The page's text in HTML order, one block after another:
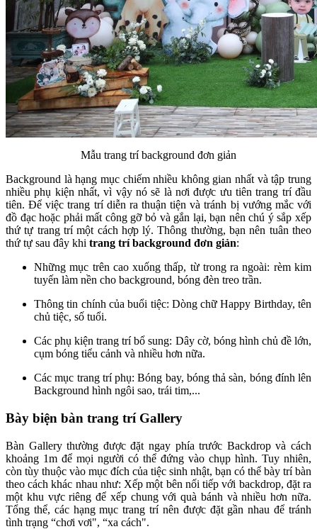
Mẫu trang trí background đơn giản
Background là hạng mục chiếm nhiều không gian nhất và tập trung
nhiều phụ kiện nhất, vì vậy nó sẽ là nơi được ưu tiên trang trí đầu
tiên. Để việc trang trí diễn ra thuận tiện và tránh bị vướng mắc với
đồ đạc hoặc phải mất công gỡ bỏ và gắn lại, bạn nên chú ý sắp xếp
thứ tự trang trí một cách hợp lý. Thông thường, bạn nên tuân theo
thứ tự sau đây khi trang trí background đơn giản:
Những mục trên cao xuống thấp, từ trong ra ngoài: rèm kim
tuyến làm nền cho background, bóng đèn treo trần.
Thông tin chính của buổi tiệc: Dòng chữ Happy Birthday, tên
chủ tiệc, số tuổi.
Các phụ kiện trang trí bổ sung: Dây cờ, bóng hình chủ đề lớn,
cụm bóng tiểu cảnh và nhiều hơn nữa.
Các mục trang trí phụ: Bóng bay, bóng thả sàn, bóng đính lên
Background hình ngôi sao, trái tim,...
Bày biện bàn trang trí Gallery
Bàn Gallery thường được đặt ngay phía trước Backdrop và cách
khoảng 1m để mọi người có thể đứng vào chụp hình. Tuy nhiên,
còn tùy thuộc vào mục đích của tiệc sinh nhật, bạn có thể bày trí bàn
theo cách khác nhau như: Xếp một bên nối tiếp với backdrop, đặt ra
một khu vực riêng để xếp chung với quà bánh và nhiều hơn nữa.
Tổng thể, các hạng mục trang trí nên được đặt gần nhau để tránh
tình trạng “chơi vơi", “xa cách".